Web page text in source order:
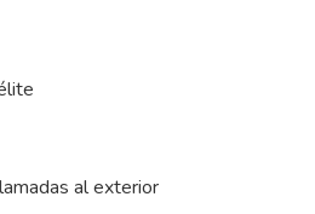
al exterior